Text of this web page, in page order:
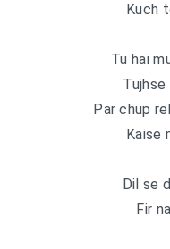
Kuch
Tu hai
Tujhse
Par chup
Kaise
Dil se
Fir